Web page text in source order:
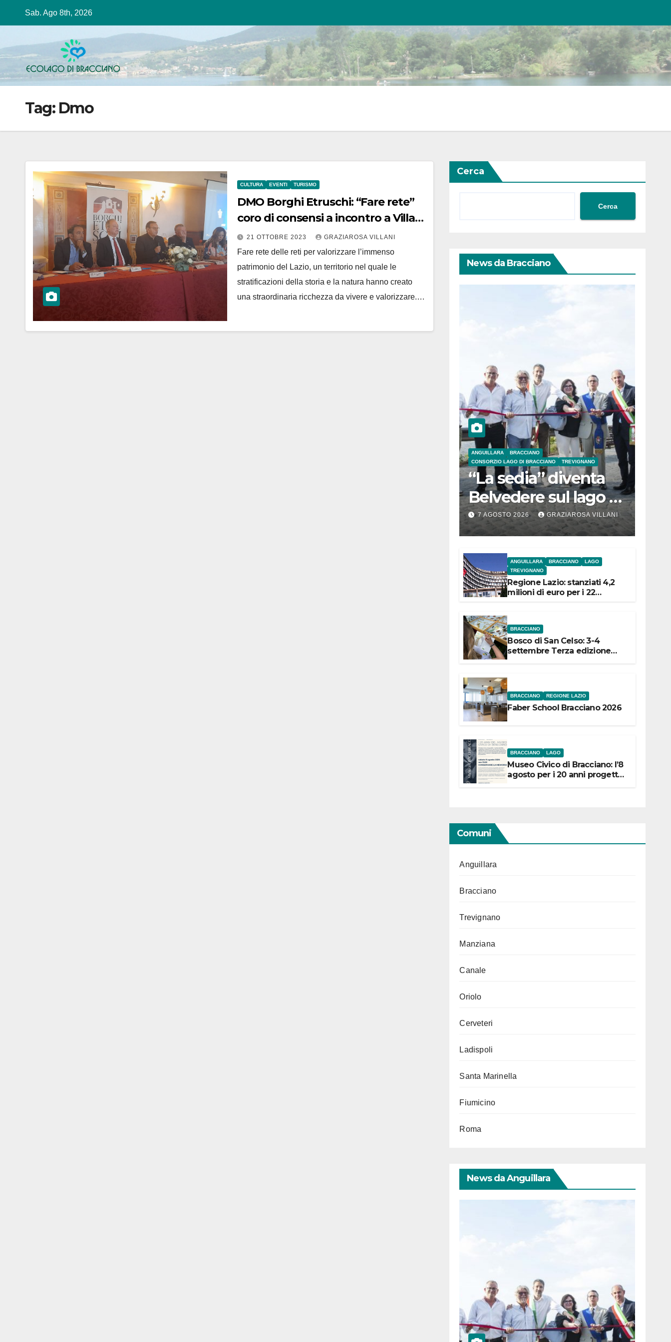
Sab. Ago 8th, 2026
Tag: Dmo
CULTURA EVENTI TURISMO
DMO Borghi Etruschi: “Fare rete”
coro di consensi a incontro a Villa
Clodia
21 OTTOBRE 2023 GRAZIAROSA VILLANI
Fare rete delle reti per valorizzare l’immenso
patrimonio del Lazio, un territorio nel quale le
stratificazioni della storia e la natura hanno creato
una straordinaria ricchezza da vivere e valorizzare.…
Cerca
Cerca
News da Bracciano
ANGUILLARA
BRACCIANO
CONSORZIO LAGO DI BRACCIANO
TREVIGNANO
“La sedia” diventa
Belvedere sul lago di
Bracciano: ieri
l’inaugurazione
7 AGOSTO 2026 GRAZIAROSA VILLANI
ANGUILLARA BRACCIANO
LAGO
TREVIGNANO
Regione Lazio: stanziati 4,2
milioni di euro per i 22
BRACCIANO
Bosco di San Celso: 3-4
settembre Terza edizione
BRACCIANO REGIONE LAZIO
Faber School Bracciano 2026
BRACCIANO LAGO
Museo Civico di Bracciano: l’8
agosto per i 20 anni progetto
Comuni
Anguillara
Bracciano
Trevignano
Manziana
Canale
Oriolo
Cerveteri
Ladispoli
Santa Marinella
Fiumicino
Roma
News da Anguillara